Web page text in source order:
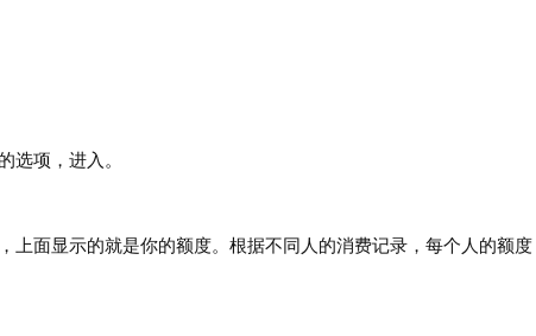
选项，进入。
上面显示的就是你的额度。根据不同人的消费记录，每个人的额度